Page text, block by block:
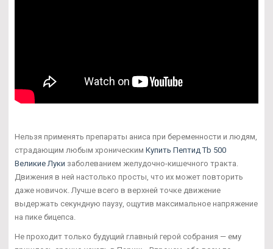
Нельзя применять препараты аниса при беременности и людям,
страдающим любым хроническим Купить Пептид Tb 500
Великие Луки заболеванием желудочно-кишечного тракта.
Движения в ней настолько просты, что их может повторить
даже новичок. Лучше всего в верхней точке движение
выдержать секундную паузу, ощутив максимальное напряжение
на пике бицепса.
Не проходит только будущий главный герой собрания — ему